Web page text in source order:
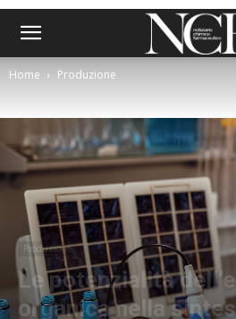
Home Produzione
Produzione
Le potenzialità
organica nella